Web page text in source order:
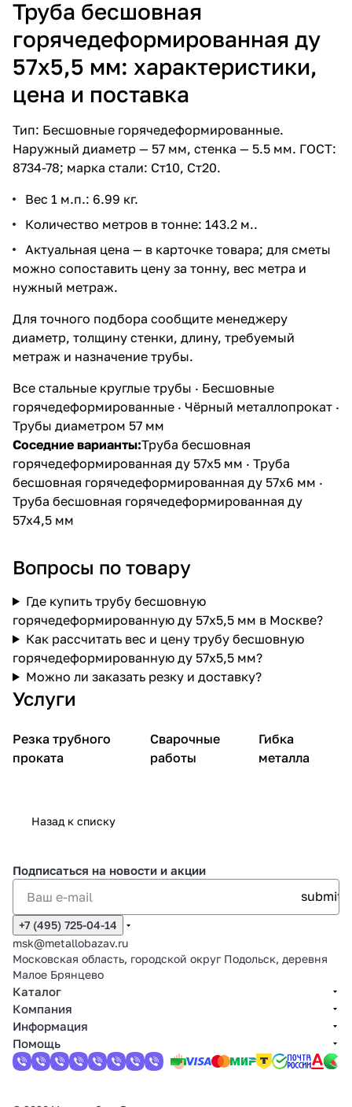
Труба бесшовная
горячедеформированная ду
57х5,5 мм: характеристики,
цена и поставка
Тип: Бесшовные горячедеформированные.
Наружный диаметр — 57 мм, стенка — 5.5 мм. ГОСТ:
8734-78; марка стали: Ст10, Ст20.
Вес 1 м.п.: 6.99 кг.
Количество метров в тонне: 143.2 м..
Актуальная цена — в карточке товара; для сметы
можно сопоставить цену за тонну, вес метра и
нужный метраж.
Для точного подбора сообщите менеджеру
диаметр, толщину стенки, длину, требуемый
метраж и назначение трубы.
Все стальные круглые трубы · Бесшовные
горячедеформированные · Чёрный металлопрокат ·
Трубы диаметром 57 мм
Соседние варианты:Труба бесшовная
горячедеформированная ду 57х5 мм · Труба
бесшовная горячедеформированная ду 57х6 мм ·
Труба бесшовная горячедеформированная ду
57х4,5 мм
Вопросы по товару
Где купить трубу бесшовную
горячедеформированную ду 57х5,5 мм в Москве?
Как рассчитать вес и цену трубу бесшовную
горячедеформированную ду 57х5,5 мм?
Можно ли заказать резку и доставку?
Услуги
Резка трубного
проката
Сварочные
работы
Гибка
металла
Назад к списку
Подписаться на новости и акции
+7 (495) 725-04-14
msk@metallobazav.ru
Московская область, городской округ Подольск, деревня
Малое Брянцево
Каталог
Компания
Информация
Помощь